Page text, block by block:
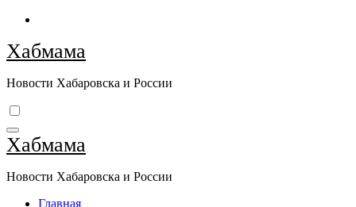
Перейти
содержимому
Хабмама
Новости Хабаровска и России
Хабмама
Новости Хабаровска и России
Главная